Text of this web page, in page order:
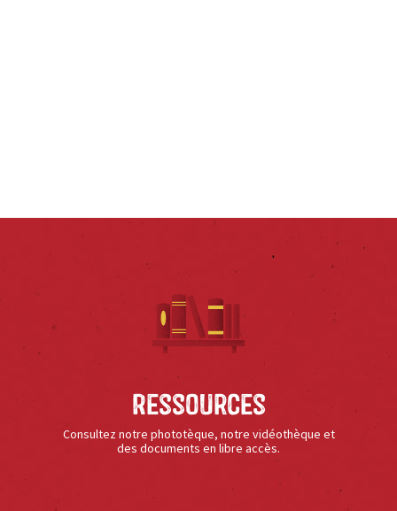
Ressources
Consultez notre phototèque, notre vidéothèque et
des documents en libre accès.